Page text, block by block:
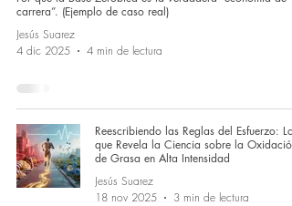
carrera”. (Ejemplo de caso real)
Jesús Suarez
4 dic 2025
4 min de lectura
Reescribiendo las Reglas del Esfuerzo: Lo
que Revela la Ciencia sobre la Oxidación
de Grasa en Alta Intensidad
Jesús Suarez
18 nov 2025
3 min de lectura